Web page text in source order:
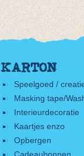
KARTON
Speelgoed /
Masking tape/
Interieurdecoratie
Kaartjes enzo
Opbergen